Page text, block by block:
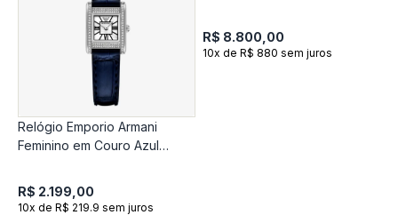
Relógio Emporio Armani
Feminino em Couro Azul
R$ 2.199,00
10x de R$ 219.9 sem juros
R$ 8.800,00
10x de R$ 880 sem juros